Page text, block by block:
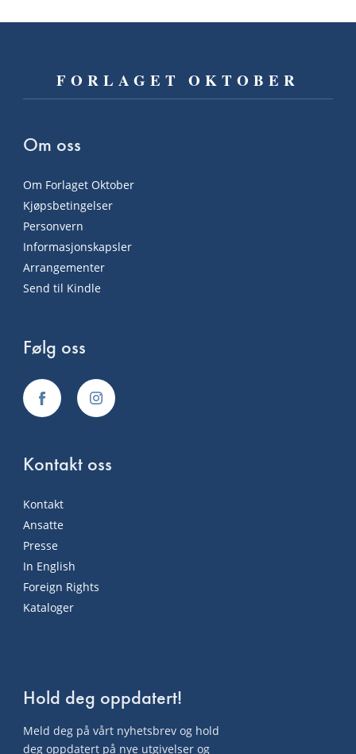
FORLAGET OKTOBER
Om oss
Om Forlaget Oktober
Kjøpsbetingelser
Personvern
Informasjonskapsler
Arrangementer
Send til Kindle
Følg oss
Kontakt oss
Kontakt
Ansatte
Presse
In English
Foreign Rights
Kataloger
Hold deg oppdatert!
Meld deg på vårt nyhetsbrev og hold
deg oppdatert på nye utgivelser og